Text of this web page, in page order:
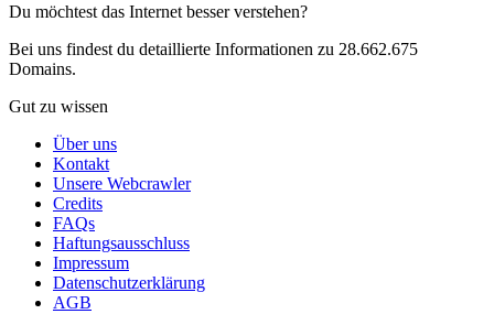
Du möchtest das Internet besser verstehen?
Bei uns findest du detaillierte Informationen zu 28.662.675
Domains.
Gut zu wissen
Über uns
Kontakt
Unsere Webcrawler
Credits
FAQs
Haftungsausschluss
Impressum
Datenschutzerklärung
AGB